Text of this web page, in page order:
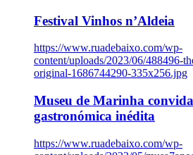
Festival Vinhos n’Aldeia
https://www.ruadebaixo.com/wp-
content/uploads/2023/06/488496-
original-1686744290-335x256.jpg
Museu de Marinha
gastronómica inédita
https://www.ruadebaixo.com/wp-